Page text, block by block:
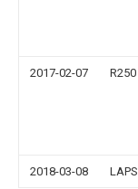
2017-02-07 R250
2018-03-08 LAPS